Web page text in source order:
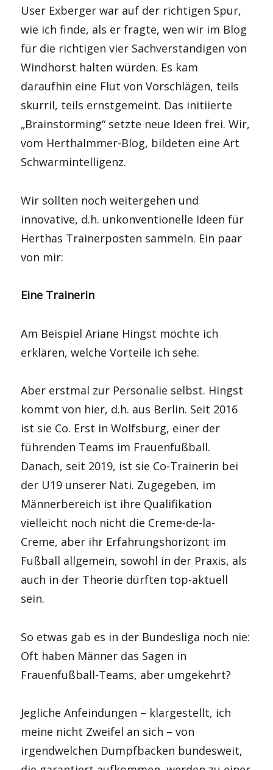
User Exberger war auf der richtigen Spur,
wie ich finde, als er fragte, wen wir im Blog
für die richtigen vier Sachverständigen von
Windhorst halten würden. Es kam
daraufhin eine Flut von Vorschlägen, teils
skurril, teils ernstgemeint. Das initiierte
„Brainstorming“ setzte neue Ideen frei. Wir,
vom HerthaImmer-Blog, bildeten eine Art
Schwarmintelligenz.
Wir sollten noch weitergehen und
innovative, d.h. unkonventionelle Ideen für
Herthas Trainerposten sammeln. Ein paar
von mir:
Eine Trainerin
Am Beispiel Ariane Hingst möchte ich
erklären, welche Vorteile ich sehe.
Aber erstmal zur Personalie selbst. Hingst
kommt von hier, d.h. aus Berlin. Seit 2016
ist sie Co. Erst in Wolfsburg, einer der
führenden Teams im Frauenfußball.
Danach, seit 2019, ist sie Co-Trainerin bei
der U19 unserer Nati. Zugegeben, im
Männerbereich ist ihre Qualifikation
vielleicht noch nicht die Creme-de-la-
Creme, aber ihr Erfahrungshorizont im
Fußball allgemein, sowohl in der Praxis, als
auch in der Theorie dürften top-aktuell
sein.
So etwas gab es in der Bundesliga noch nie:
Oft haben Männer das Sagen in
Frauenfußball-Teams, aber umgekehrt?
Jegliche Anfeindungen – klargestellt, ich
meine nicht Zweifel an sich – von
irgendwelchen Dumpfbacken bundesweit,